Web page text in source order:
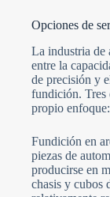
Opciones de
La industria de
entre la
de precisión y
fundición. Tres
propio enfoque:
Fundición en
piezas de
producirse en
chasis y cubos